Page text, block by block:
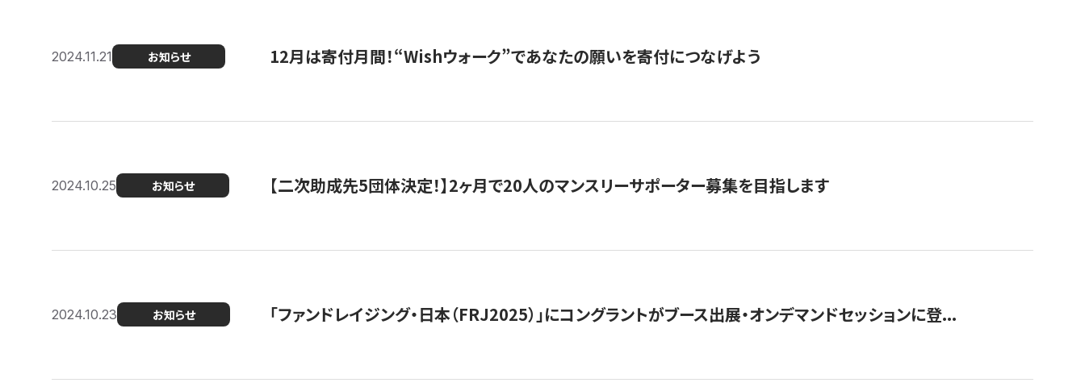
2024.11.21 お知らせ 12月は寄付月間！“Wishウォーク”であなたの願いを寄付につなげよう
2024.10.25 お知らせ 【二次助成先5団体決定！】2ヶ月で20人のマンスリーサポーター募集を目指します
2024.10.23 お知らせ 「ファンドレイジング・日本（FRJ2025）」にコングラントがブース出展・オンデマンドセッションに登...